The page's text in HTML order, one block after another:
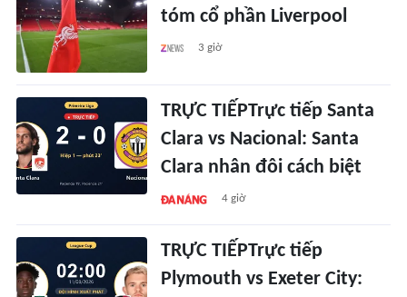
tóm cổ phần Liverpool
3 giờ
TRỰC TIẾPTrực tiếp Santa
Clara vs Nacional: Santa
Clara nhân đôi cách biệt
4 giờ
TRỰC TIẾPTrực tiếp
Plymouth vs Exeter City: